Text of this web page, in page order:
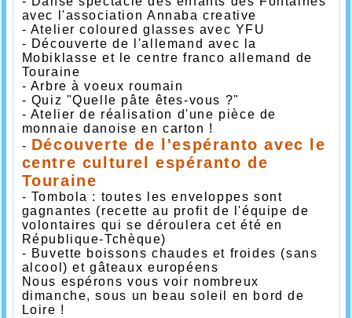
avec l'association Annaba creative
- Atelier coloured glasses avec YFU
- Découverte de l'allemand avec la
Mobiklasse et le centre franco allemand de
Touraine
- Arbre à voeux roumain
- Quiz "Quelle pâte êtes-vous ?"
- Atelier de réalisation d'une pièce de
monnaie danoise en carton !
- Découverte de l'espéranto avec le
centre culturel espéranto de
Touraine
- Tombola : toutes les enveloppes sont
gagnantes (recette au profit de l'équipe de
volontaires qui se déroulera cet été en
République-Tchèque)
- Buvette boissons chaudes et froides (sans
alcool) et gâteaux européens
Nous espérons vous voir nombreux
dimanche, sous un beau soleil en bord de
Loire !